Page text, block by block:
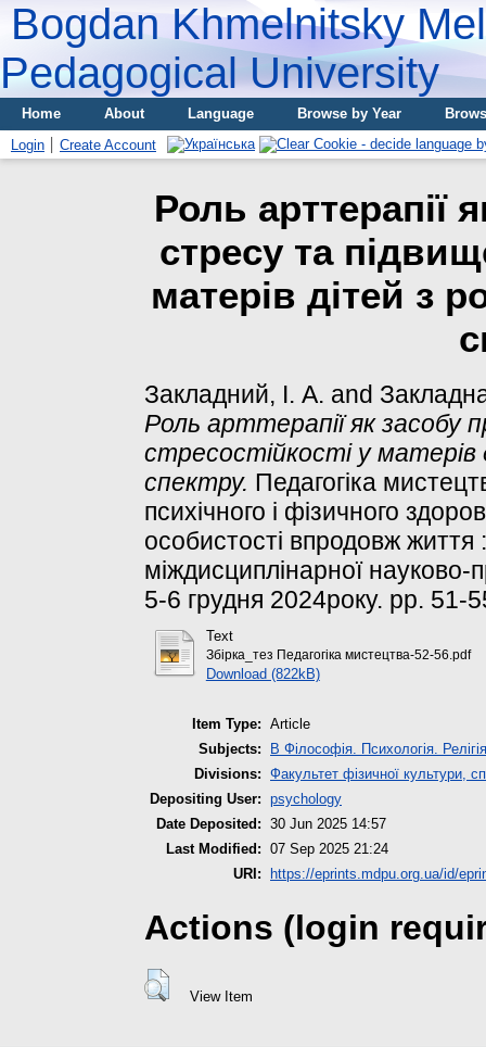
Bogdan Khmelnitsky
Pedagogical University
Home About Language Browse by Year
Login
Create Account
Роль арттерапії
стресу та
матерів дітей з
Закладний, І. А. and
Роль арттерапії як засобу
стресостійкості у
спектру. Педагогіка
психічного і фізичного
особистості впродовж життя
міждисциплінарної науково-
5-6 грудня 2024року. pp. 51-
Text
Збірка_тез Педагогіка мистецтва-52-56.pdf
Download (822kB)
Item Type: Article
Subjects:
B Філософія. Психологія. Релігія
Divisions: Факультет фізичної культури,
Depositing User: psychology
Date Deposited: 30 Jun 2025 14:57
Last Modified: 07 Sep 2025 21:24
URI:
https://eprints.mdpu.org.ua/id/
Actions (login
View Item